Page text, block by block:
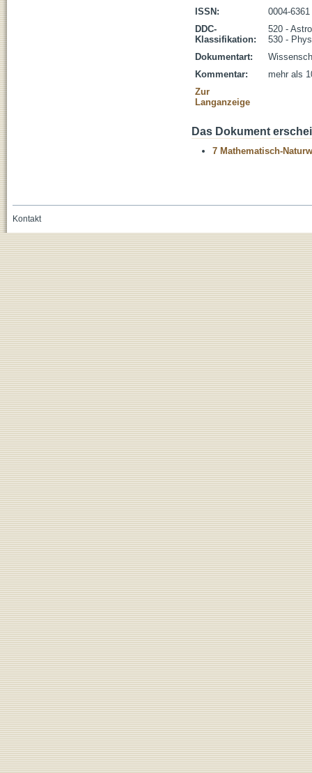
ISSN:
0004-6361
DDC-
Klassifikation:
520 -
530 -
Dokumentart:
Kommentar:
mehr als
Zur
Langanzeige
Das Dokument
7 Mathematisch-
Kontakt